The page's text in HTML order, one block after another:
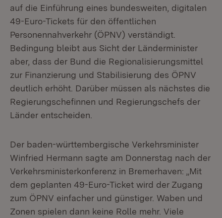
auf die Einführung eines bundesweiten, digitalen
49-Euro-Tickets für den öffentlichen
Personennahverkehr (ÖPNV) verständigt.
Bedingung bleibt aus Sicht der Länderminister
aber, dass der Bund die Regionalisierungsmittel
zur Finanzierung und Stabilisierung des ÖPNV
deutlich erhöht. Darüber müssen als nächstes die
Regierungschefinnen und Regierungschefs der
Länder entscheiden.
Der baden-württembergische Verkehrsminister
Winfried Hermann sagte am Donnerstag nach der
Verkehrsministerkonferenz in Bremerhaven: „Mit
dem geplanten 49-Euro-Ticket wird der Zugang
zum ÖPNV einfacher und günstiger. Waben und
Zonen spielen dann keine Rolle mehr. Viele